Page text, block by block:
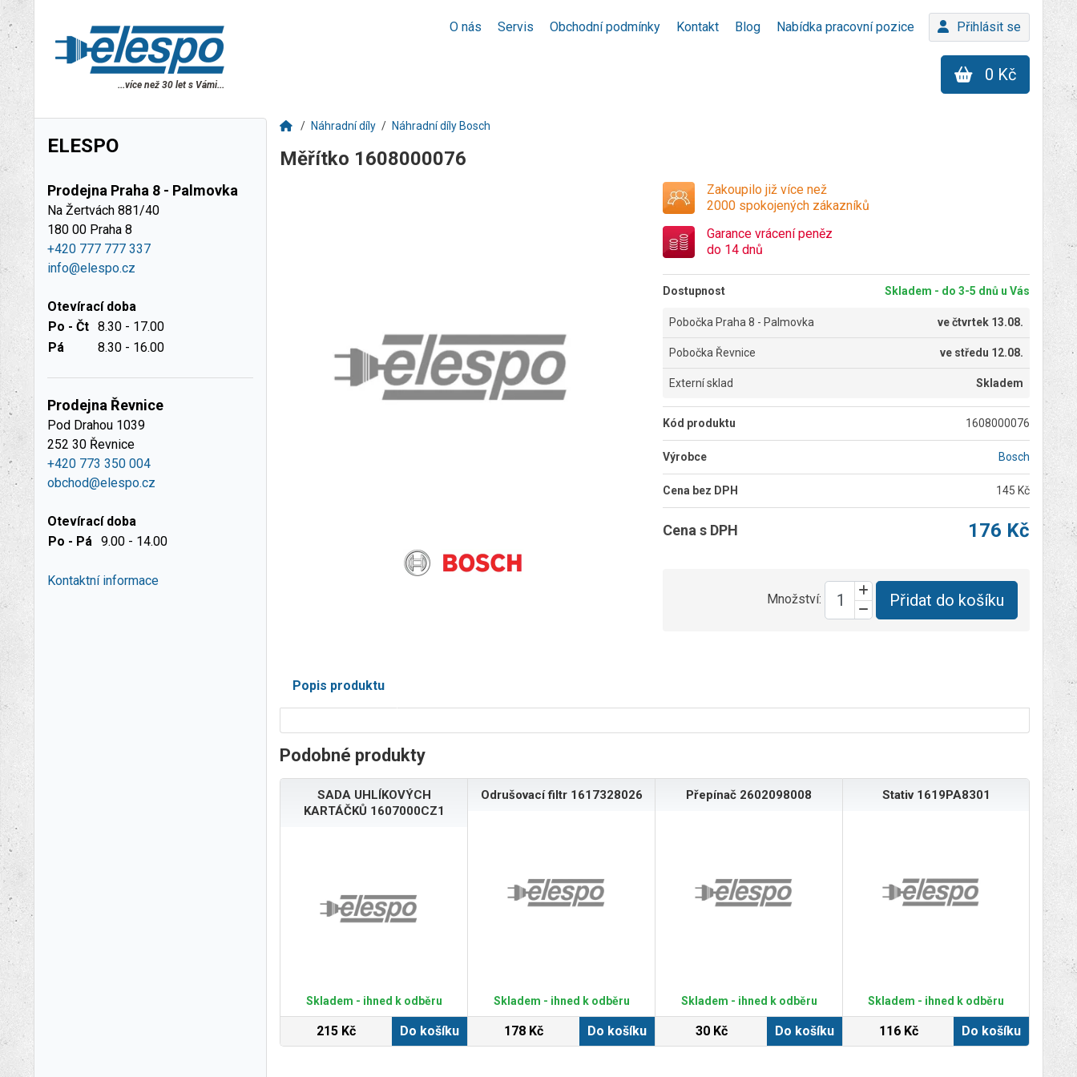
O nás Servis Obchodní podmínky Kontakt Blog Nabídka pracovní pozice Přihlásit se
...více než 30 let s Vámi...
0 Kč
ELESPO
Prodejna Praha 8 - Palmovka
Na Žertvách 881/40
180 00 Praha 8
+420 777 777 337
info@elespo.cz
Otevírací doba
Po - Čt 8.30 - 17.00
Pá
8.30 - 16.00
Prodejna Řevnice
Pod Drahou 1039
252 30 Řevnice
+420 773 350 004
obchod@elespo.cz
Otevírací doba
Po - Pá 9.00 - 14.00
Kontaktní informace
Náhradní díly Náhradní díly Bosch
Měřítko 1608000076
Zakoupilo již více než
2000 spokojených zákazníků
Garance vrácení peněz
do 14 dnů
Dostupnost Skladem - do 3-5 dnů u Vás
Pobočka Praha 8 - Palmovka večtvrtek 13.08.
Pobočka Řevnice ve středu 12.08.
Externí sklad Skladem
Kód produktu 1608000076
Výrobce Bosch
Cena bez DPH 145 Kč
Cena s DPH 176 Kč
Množství: Přidat do košíku
Popis produktu
Podobné produkty
SADA UHLÍKOVÝCH
KARTÁČKŮ 1607000CZ1
Skladem - ihned k odběru
215 Kč Do košíku
Odrušovací filtr 1617328026
Skladem - ihned k odběru
178 Kč Do košíku
Přepínač 2602098008
Skladem - ihned k odběru
30 Kč Do košíku
Stativ 1619PA8301
Skladem - ihned k odběru
116 Kč Do košíku